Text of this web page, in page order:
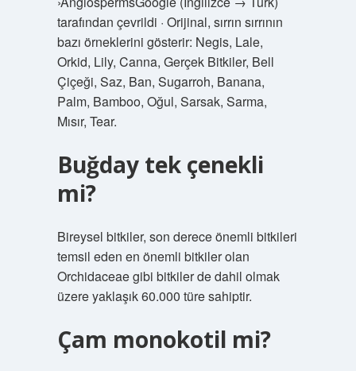
tarafından çevrildi · Orijinal, sırrın sırrının
bazı örneklerini gösterir: Negis, Lale,
Orkid, Lily, Canna, Gerçek Bitkiler, Bell
Çiçeği, Saz, Ban, Sugarroh, Banana,
Palm, Bamboo, Oğul, Sarsak, Sarma,
Mısır, Tear.
Buğday tek çenekli
mi?
Bireysel bitkiler, son derece önemli bitkileri
temsil eden en önemli bitkiler olan
Orchidaceae gibi bitkiler de dahil olmak
üzere yaklaşık 60.000 türe sahiptir.
Çam monokotil mi?